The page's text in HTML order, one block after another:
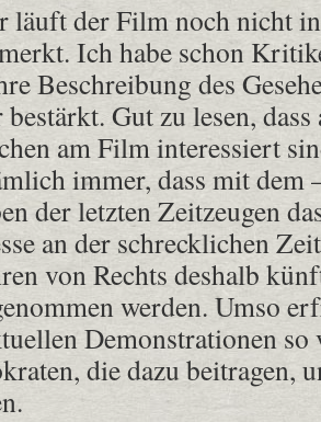
läuft der Film noch nicht
Ich habe schon
Beschreibung des
Gut zu lesen,
am Film interessiert
immer, dass mit dem
der letzten Zeitzeugen
an der schrecklichen
von Rechts deshalb
werden. Umso
Demonstrationen
die dazu beitragen,